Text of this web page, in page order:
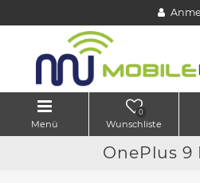
Menü
0
Wunschliste
OnePlus 9